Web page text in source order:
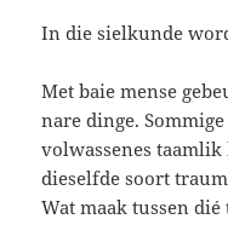
In die sielkunde
Met baie mense
nare dinge.
volwassenes
dieselfde soort
Wat maak tussen